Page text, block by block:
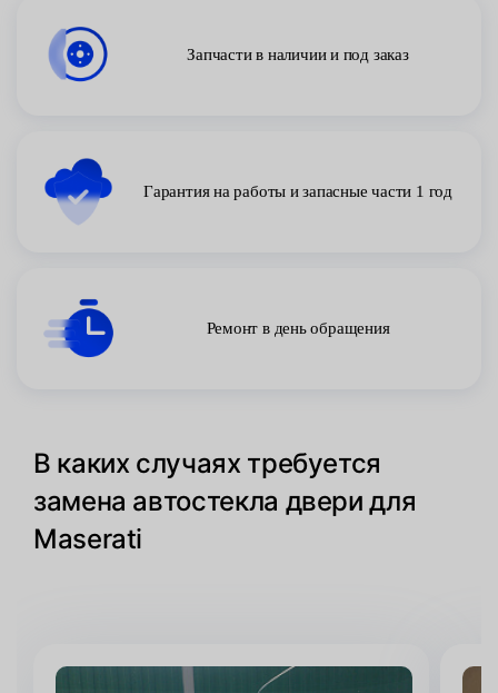
Запчасти в наличии и под заказ
Гарантия на работы и запасные части 1 год
Ремонт в день обращения
В каких случаях требуется
замена автостекла двери для
Maserati